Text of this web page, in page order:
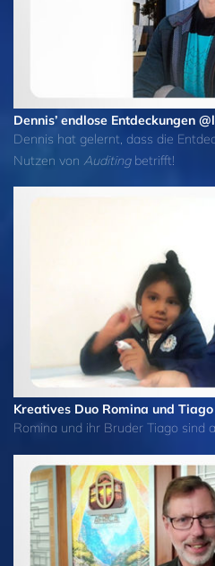
Dennis’ endlose Entdeckungen
Dennis hat gelernt, dass die
Nutzen von Auditingbetrifft!
Kreatives Duo Romina und
Romina und ihr Bruder Tiago sind